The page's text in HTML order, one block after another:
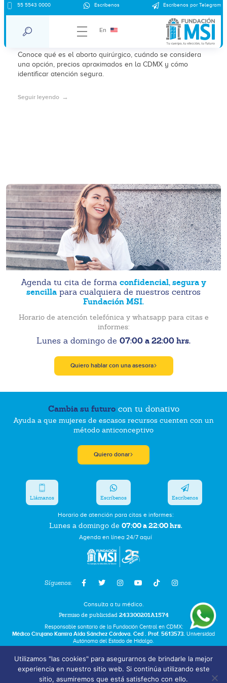
55 5543 0000 Escríbenos Escríbenos por Telegram
En
Aborto quirúrgico en clínica Roma
CDMX: qué es, cuándo se considera y
precios aproximados 2026
Conoce qué es el aborto quirúrgico, cuándo se considera
una opción, precios aproximados en la CDMX y cómo
identificar atención segura.
Seguir leyendo
Agenda tu cita de forma confidencial, segura y
sencilla para cualquiera de nuestros centros
Fundación MSI.
Horario de atención telefónica y whatsapp para citas e
informes:
Lunes a domingo de 07:00 a 22:00 hrs.
Quiero hablar con una asesora
Cambia su futurocon tu donativo
Ayuda a que mujeres de escasos recursos cuenten con un
método anticonceptivo
Quiero donar
Síguenos:
Horario de atención para citas e informes:
Lunes a domingo de 07:00 a 22:00 hrs.
Agenda en línea 24/7 aquí
Llámanos Escríbenos Escríbenos
Consulta a tu médico.
Permiso de publicidad 243300201A1574
Responsable sanitario de la Fundación Central en CDMX:
Médico Cirujano Kamira Aída Sánchez Córdova. Ced . Prof. 5613573. Universidad
Autónoma del Estado de Hidalgo.
Términos y Condiciones
Bolsa de Trabajo
Utilizamos "las cookies" para asegurarnos de brindarle la mejor
experiencia en nuestro sitio web. Si continúa utilizando este
sitio, asumiremos que está satisfecho con ello.